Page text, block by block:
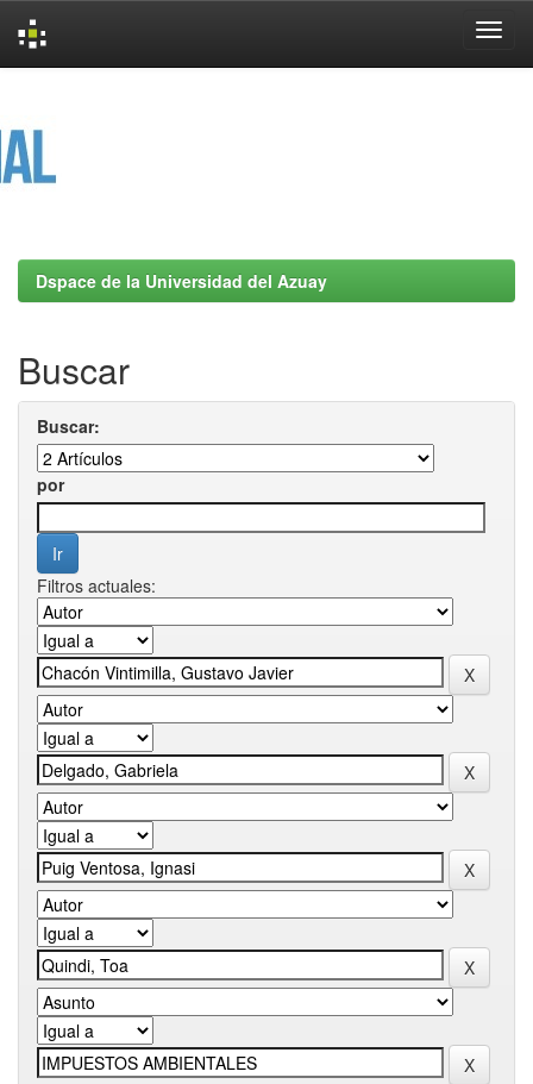
Dspace de la Universidad del Azuay
Buscar
Buscar:
por
Filtros actuales: